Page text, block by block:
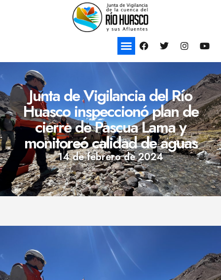
Junta de Vigilancia del Río
Huasco inspeccionó plan de
cierre de Pascua Lama y
monitoreó calidad de aguas
14 de febrero de 2024